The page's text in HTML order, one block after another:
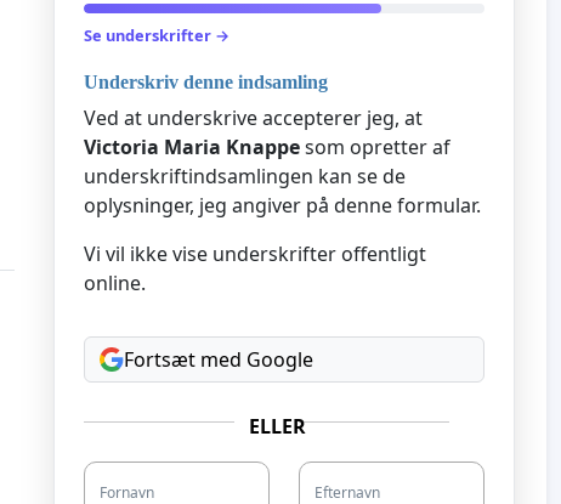
Se underskrifter →
Underskriv denne indsamling
Ved at underskrive accepterer jeg, at
Victoria Maria Knappesom opretter af
underskriftindsamlingen kan se de
oplysninger, jeg angiver på denne formular.
Vi vil ikke vise underskrifter offentligt
online.
Fortsæt med Google
ELLER
Fornavn Efternavn